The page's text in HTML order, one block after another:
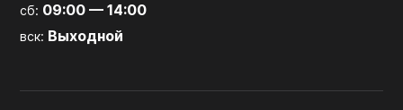
сб: 09:00 — 14:00
вск: Выходной